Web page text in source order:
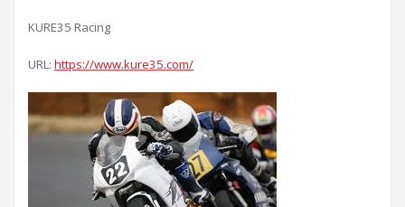
KURE35 Racing
URL: https://www.kure35.com/